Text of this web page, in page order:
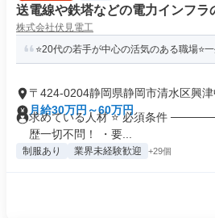
送電線や鉄塔などの電力インフラ
株式会社伏見電工
⭐️20代の若手が中心の活気のある職場⭐️
〒424-0204静岡県静岡市清水区興
月給30万円～60万円
求めている人材 ⭐ 必須条件
歴一切不問！ ・要...
制服あり 業界未経験歓迎 +29個